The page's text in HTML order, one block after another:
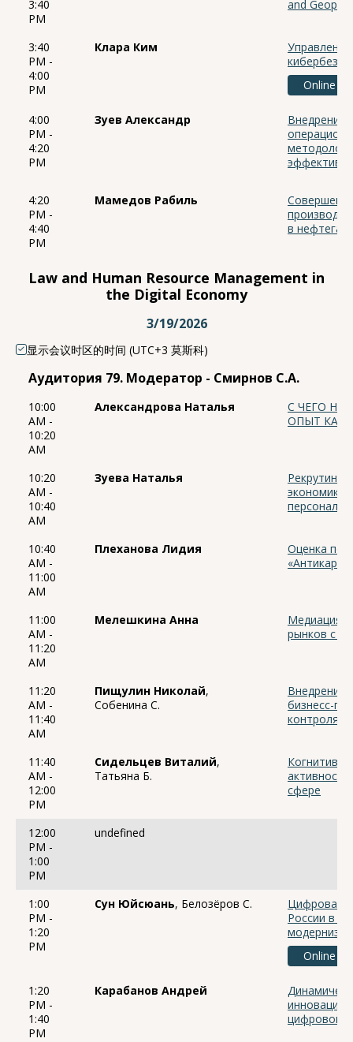
3:40
PM
and
3:40
PM -
4:00
PM
Клара Ким
Online
4:00
PM -
4:20
PM
Зуев Александр
Внедрение
4:20
PM -
4:40
PM
Мамедов Рабиль
в
Law and Human Resource Management in
the Digital Economy
3/19/2026
显示会议时区的时间 (UTC+3 莫斯科)
Аудитория 79. Модератор - Смирнов С.А.
10:00
AM -
10:20
AM
Александрова Наталья
С ЧЕГО
ОПЫТ
10:20
AM -
10:40
AM
Зуева Наталья
экономики:
персоналом
10:40
AM -
11:00
AM
Плеханова Лидия
Оценка
11:00
AM -
11:20
AM
Мелешкина Анна
Медиация
рынков с
11:20
AM -
11:40
AM
Пищулин Николай,
Собенина С.
Внедрение
бизнесс-
контроля
11:40
AM -
12:00
PM
Сидельцев Виталий,
Татьяна Б.
сфере
12:00
PM -
1:00
PM
undefined
1:00
PM -
1:20
PM
Сун Юйсюань, Белозёров С.
Цифровая
России в
Online
1:20
PM -
1:40
PM
Карабанов Андрей
цифровой